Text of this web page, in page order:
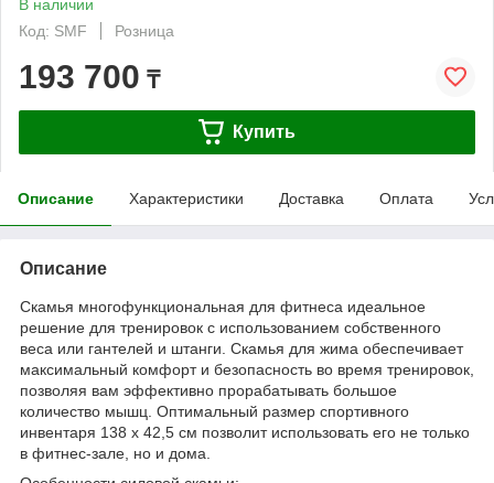
В наличии
Код: SMF
Розница
193 700 ₸
Купить
Описание Характеристики Доставка Оплата
Описание
Скамья многофункциональная для фитнеса идеальное
решение для тренировок с использованием собственного
веса или гантелей и штанги. Скамья для жима обеспечивает
максимальный комфорт и безопасность во время тренировок,
позволяя вам эффективно прорабатывать большое
количество мышц. Оптимальный размер спортивного
инвентаря 138 х 42,5 см позволит использовать его не только
в фитнес-зале, но и дома.